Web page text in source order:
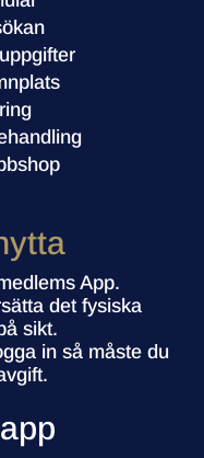
App.
det fysiska
sikt.
in så måste du